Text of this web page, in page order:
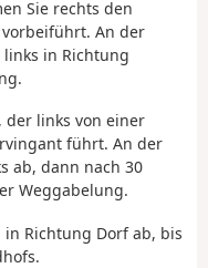
Sie rechts den
An der
in Richtung
der links von einer
führt. An der
ab, dann nach 30
Weggabelung.
Richtung Dorf ab, bis